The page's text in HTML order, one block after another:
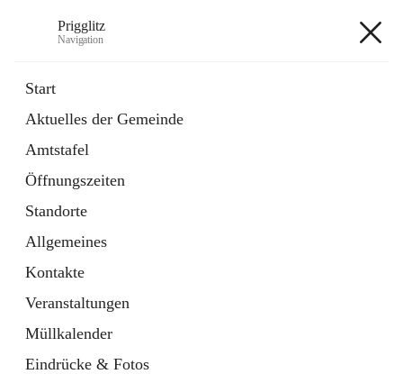
Prigglitz
Navigation
Start
Aktuelles der Gemeinde
Amtstafel
Öffnungszeiten
Standorte
Allgemeines
Kontakte
Veranstaltungen
Müllkalender
Eindrücke & Fotos
Externe Webseite
in
Tab
Gemeindezeitung
Ordner
öffnet
in
neuem
Tab